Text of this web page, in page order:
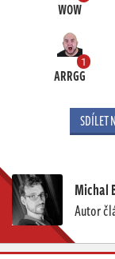
WOW
1
ARRGG
SDÍLET
Michal
Autor